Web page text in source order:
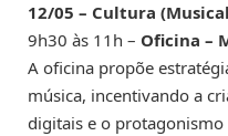
12/05 – Cultura
9h30 às 11h – Oficina –
A oficina propõe
música, incentivando a
digitais e o